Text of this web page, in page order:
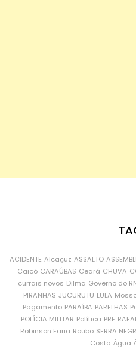
ACIDENTE Alcaçuz ASSALTO
Caicó CARAÚBAS Ceará CHUVA
currais novos Dilma Governo do
PIRANHAS JUCURUTU LULA
Pagamento PARAÍBA PARELHAS
POLÍCIA MILITAR Política PRF
Robinson Faria Roubo SERRA
Costa Água